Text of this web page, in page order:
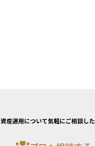
資産運用について気軽にご相談し